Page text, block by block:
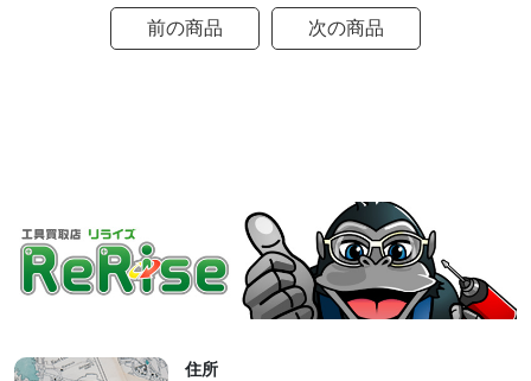
前の商品 次の商品
住所